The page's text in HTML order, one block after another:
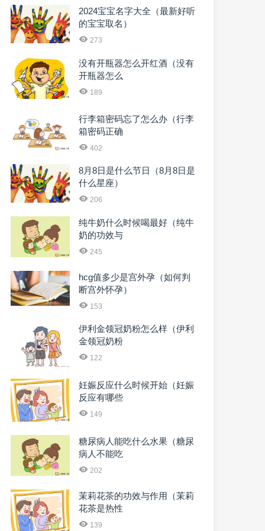
2024宝宝名字大全（最新好听
的宝宝取名）
273
没有开瓶器怎么开红酒（没有
开瓶器怎么
189
行李箱密码忘了怎么办（行李
箱密码正确
402
8月8日是什么节日（8月8日是
什么星座）
206
纯牛奶什么时候喝最好（纯牛
奶的功效与
245
hcg值多少是宫外孕（如何判
断宫外怀孕）
153
伊利金领冠奶粉怎么样（伊利
金领冠奶粉
122
妊娠反应什么时候开始（妊娠
反应有哪些
149
糖尿病人能吃什么水果（糖尿
病人不能吃
202
茉莉花茶的功效与作用（茉莉
花茶是热性
139